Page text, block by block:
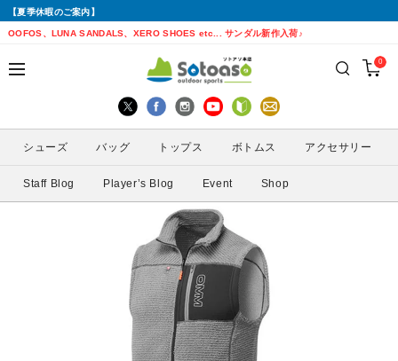
【夏季休暇のご案内】
OOFOS、LUNA SANDALS、XERO SHOES etc... サンダル新作入荷♪
戻る
シューズから探す
トレイルランニングシューズ
ランニングシューズ
戻る
トップスから探す
シェル・レインウェア
シャツ
戻る
ボトムスから探す
ショートパンツ
ロングパンツ
戻る
バッグから探す
トレランザック
バックパック
戻る
アクセサリーから探す
キャップ・ハット
ソックス
戻る
ブランドから探す
ACTIVE YOHKAN(アクティブようかん)
ATHLETUNE(アスリチューン)
BananaGO(バナナゴー)
HoneyAction(ハニーアクション)
戻る
ブランドから探す
Amazfit(アマズフィット)
BAUERFEIND(バウアーファインド)
CHAORAS(チャオラス)
戻る
性別から探す
レディース
0
シューズ バッグ トップス ボトムス アクセサリー
Staff Blog Player’s Blog Event Shop